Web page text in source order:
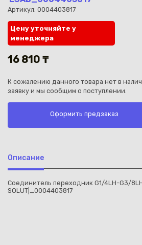
Каз
Артикул: 0004403817
Цену уточняйте у
менеджера
16 810 ₸
К сожалению данного товара нет в
заявку и мы сообщим о поступлении.
Оформить предзаказ
Описание
Соединитель переходник G1/4LH-G3/
SOLUT|_0004403817